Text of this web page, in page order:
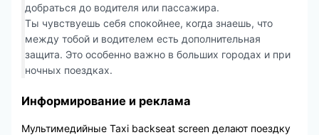
добраться до водителя или пассажира.
Ты чувствуешь себя спокойнее, когда знаешь, что
между тобой и водителем есть дополнительная
защита. Это особенно важно в больших городах и при
ночных поездках.
Информирование и реклама
Мультимедийные Taxi backseat screen делают поездку